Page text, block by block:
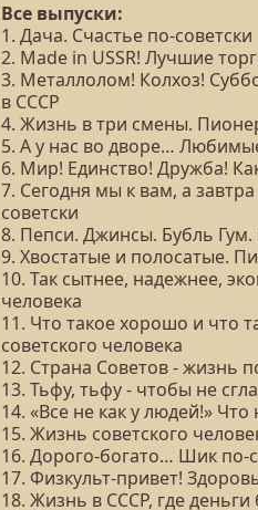
Все выпуски:
1. Дача. Счастье по-советски
2. Made in USSR! Лучшие
3. Металлолом! Колхоз!
в СССР
4. Жизнь в три смены.
5. А у нас во дворе…
6. Мир! Единство! Дружба!
7. Сегодня мы к вам, а
советски
8. Пепси. Джинсы. Бубль
9. Хвостатые и полосатые.
10. Так сытнее, надежнее,
человека
11. Что такое хорошо и что
советского человека
12. Страна Советов - жизнь
13. Тьфу, тьфу - чтобы не
14. «Все не как у людей!»
15. Жизнь советского
16. Дорого-богато… Шик по-
17. Физкульт-привет!
18. Жизнь в СССР, где